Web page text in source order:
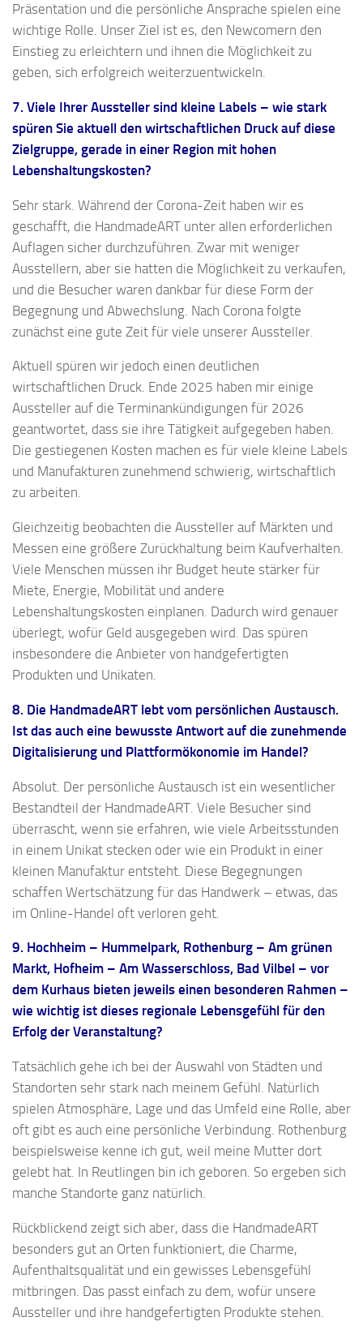
Präsentation und die persönliche Ansprache spielen eine
wichtige Rolle. Unser Ziel ist es, den Newcomern den
Einstieg zu erleichtern und ihnen die Möglichkeit zu
geben, sich erfolgreich weiterzuentwickeln.
7. Viele Ihrer Aussteller sind kleine Labels – wie stark
spüren Sie aktuell den wirtschaftlichen Druck auf diese
Zielgruppe, gerade in einer Region mit hohen
Lebenshaltungskosten?
Sehr stark. Während der Corona-Zeit haben wir es
geschafft, die HandmadeART unter allen erforderlichen
Auflagen sicher durchzuführen. Zwar mit weniger
Ausstellern, aber sie hatten die Möglichkeit zu verkaufen,
und die Besucher waren dankbar für diese Form der
Begegnung und Abwechslung. Nach Corona folgte
zunächst eine gute Zeit für viele unserer Aussteller.
Aktuell spüren wir jedoch einen deutlichen
wirtschaftlichen Druck. Ende 2025 haben mir einige
Aussteller auf die Terminankündigungen für 2026
geantwortet, dass sie ihre Tätigkeit aufgegeben haben.
Die gestiegenen Kosten machen es für viele kleine Labels
und Manufakturen zunehmend schwierig, wirtschaftlich
zu arbeiten.
Gleichzeitig beobachten die Aussteller auf Märkten und
Messen eine größere Zurückhaltung beim Kaufverhalten.
Viele Menschen müssen ihr Budget heute stärker für
Miete, Energie, Mobilität und andere
Lebenshaltungskosten einplanen. Dadurch wird genauer
überlegt, wofür Geld ausgegeben wird. Das spüren
insbesondere die Anbieter von handgefertigten
Produkten und Unikaten.
8. Die HandmadeART lebt vom persönlichen Austausch.
Ist das auch eine bewusste Antwort auf die zunehmende
Digitalisierung und Plattformökonomie im Handel?
Absolut. Der persönliche Austausch ist ein wesentlicher
Bestandteil der HandmadeART. Viele Besucher sind
überrascht, wenn sie erfahren, wie viele Arbeitsstunden
in einem Unikat stecken oder wie ein Produkt in einer
kleinen Manufaktur entsteht. Diese Begegnungen
schaffen Wertschätzung für das Handwerk – etwas, das
im Online-Handel oft verloren geht.
9. Hochheim – Hummelpark, Rothenburg – Am grünen
Markt, Hofheim – Am Wasserschloss, Bad Vilbel – vor
dem Kurhaus bieten jeweils einen besonderen Rahmen –
wie wichtig ist dieses regionale Lebensgefühl für den
Erfolg der Veranstaltung?
Tatsächlich gehe ich bei der Auswahl von Städten und
Standorten sehr stark nach meinem Gefühl. Natürlich
spielen Atmosphäre, Lage und das Umfeld eine Rolle, aber
oft gibt es auch eine persönliche Verbindung. Rothenburg
beispielsweise kenne ich gut, weil meine Mutter dort
gelebt hat. In Reutlingen bin ich geboren. So ergeben sich
manche Standorte ganz natürlich.
Rückblickend zeigt sich aber, dass die HandmadeART
besonders gut an Orten funktioniert, die Charme,
Aufenthaltsqualität und ein gewisses Lebensgefühl
mitbringen. Das passt einfach zu dem, wofür unsere
Aussteller und ihre handgefertigten Produkte stehen.